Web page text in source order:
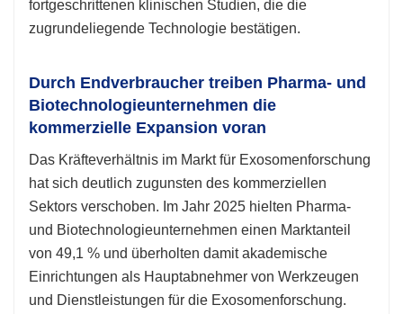
fortgeschrittenen klinischen Studien, die die
zugrundeliegende Technologie bestätigen.
Durch Endverbraucher treiben Pharma- und
Biotechnologieunternehmen die
kommerzielle Expansion voran
Das Kräfteverhältnis im Markt für Exosomenforschung
hat sich deutlich zugunsten des kommerziellen
Sektors verschoben. Im Jahr 2025 hielten Pharma-
und Biotechnologieunternehmen einen Marktanteil
von 49,1 % und überholten damit akademische
Einrichtungen als Hauptabnehmer von Werkzeugen
und Dienstleistungen für die Exosomenforschung.